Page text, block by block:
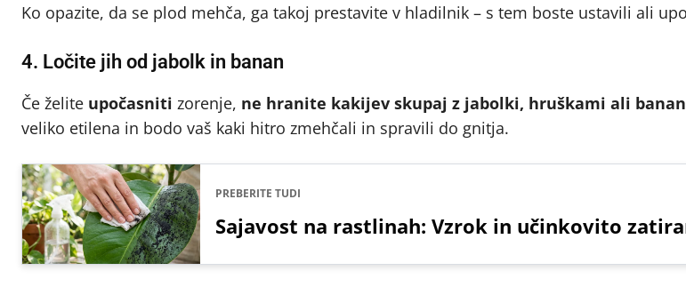
Ko opazite, da se plod mehča, ga takoj prestavite v hladilnik – s tem boste ustavili ali
4. Ločite jih od jabolk in banan
Če želite upočasniti zorenje, ne hranite kakijev skupaj z jabolki, hruškami ali
veliko etilena in bodo vaš kaki hitro zmehčali in spravili do gnitja.
PREBERITE TUDI
Sajavost na rastlinah: Vzrok in učinkovito